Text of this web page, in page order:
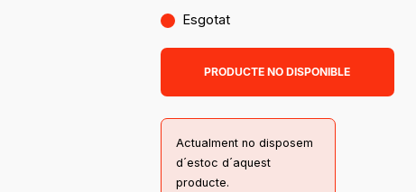
Esgotat
PRODUCTE NO DISPONIBLE
Actualment no disposem
d´estoc d´aquest
producte.